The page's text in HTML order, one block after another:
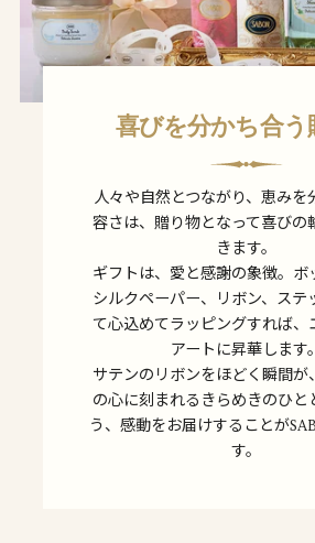
喜びを分かち合う
人々や自然とつながり、恵みを
容さは、贈り物となって喜びの
きます。
ギフトは、愛と感謝の象徴。ボ
シルクペーパー、リボン、ステ
て心込めてラッピングすれば、
アートに昇華します。
サテンのリボンをほどく瞬間が
の心に刻まれるきらめきのひと
う、感動をお届けすることが
す。